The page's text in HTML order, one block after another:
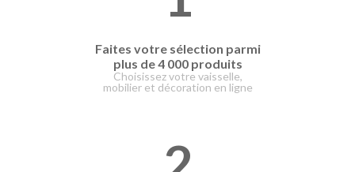
Faites votre sélection parmi
plus de 4 000 produits
Choisissez votre vaisselle,
mobilier et décoration en ligne